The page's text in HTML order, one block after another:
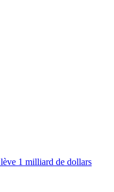
lève 1 milliard de dollars